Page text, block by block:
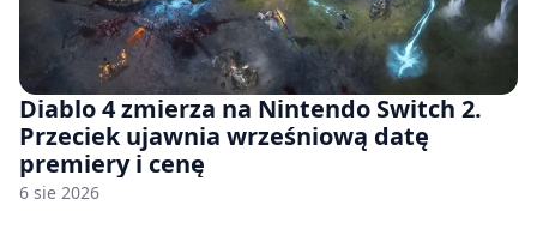
Diablo 4 zmierza na Nintendo Switch 2.
Przeciek ujawnia wrześniową datę
premiery i cenę
6 sie 2026